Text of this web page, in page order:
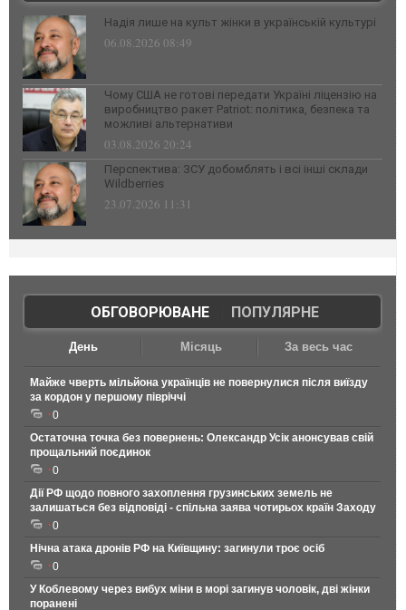
Надія лише на культ жінки в українській культурі
06.08.2026 08:49
Чому США не готові передати Україні ліцензію на
виробництво ракет Patriot: політика, безпека та
можливі альтернативи
03.08.2026 20:24
Перспектива: ЗСУ добомблять і всі інші склади
Wildberries
23.07.2026 11:31
ОБГОВОРЮВАНЕ| ПОПУЛЯРНЕ
День Місяць За весь час
Майже чверть мільйона українців не повернулися після виїзду
за кордон у першому півріччі
0
Остаточна точка без повернень: Олександр Усік анонсував свій
прощальний поєдинок
0
Дії РФ щодо повного захоплення грузинських земель не
залишаться без відповіді - спільна заява чотирьох країн Заходу
0
Нічна атака дронів РФ на Київщину: загинули троє осіб
0
У Коблевому через вибух міни в морі загинув чоловік, дві жінки
поранені